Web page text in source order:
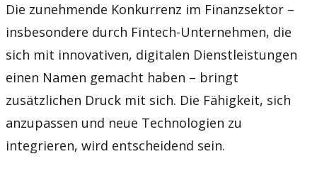
Die zunehmende Konkurrenz im Finanzsektor –
insbesondere durch Fintech-Unternehmen, die
sich mit innovativen, digitalen Dienstleistungen
einen Namen gemacht haben – bringt
zusätzlichen Druck mit sich. Die Fähigkeit, sich
anzupassen und neue Technologien zu
integrieren, wird entscheidend sein.